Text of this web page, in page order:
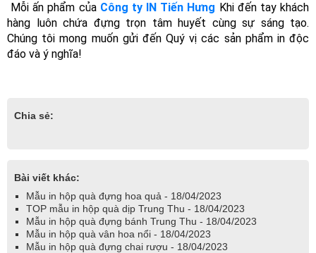
Mỗi ấn phẩm của Công ty IN Tiến Hưng Khi đến tay khách
hàng luôn chứa đựng trọn tâm huyết cùng sự sáng tạo.
Chúng tôi mong muốn gửi đến Quý vị các sản phẩm in độc
đáo và ý nghĩa!
Chia sẻ:
Bài viết khác:
Mẫu in hộp quà đựng hoa quả - 18/04/2023
TOP mẫu in hộp quà dịp Trung Thu - 18/04/2023
Mẫu in hộp quà đựng bánh Trung Thu - 18/04/2023
Mẫu in hộp quà vân hoa nổi - 18/04/2023
Mẫu in hộp quà đựng chai rượu - 18/04/2023